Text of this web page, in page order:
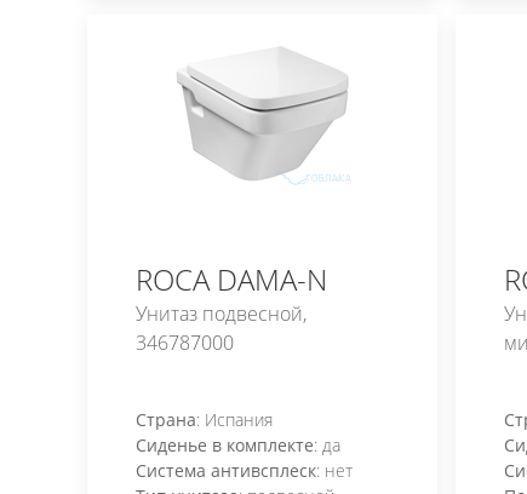
ROCA DAMA-N
Унитаз подвесной,
346787000
Страна: Испания
Сиденье в комплекте: да
Система антивсплеск: нет